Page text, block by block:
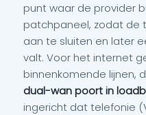
punt waar de provider
patchpaneel, zodat de
aan te sluiten en later
valt. Voor het internet
binnenkomende lijnen,
dual-wan poort in
ingericht dat telefonie